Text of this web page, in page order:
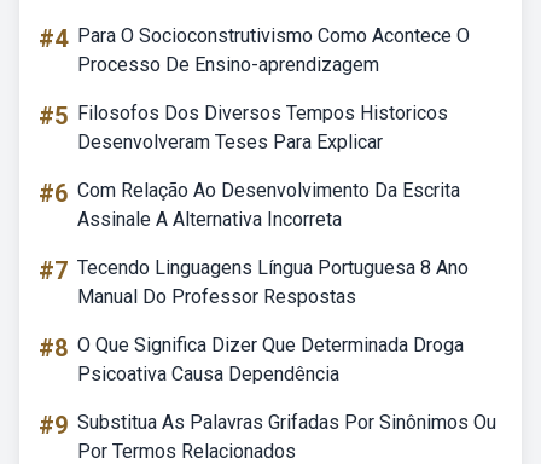
#4 Para O Socioconstrutivismo Como Acontece O
Processo De Ensino-aprendizagem
#5 Filosofos Dos Diversos Tempos Historicos
Desenvolveram Teses Para Explicar
#6 Com Relação Ao Desenvolvimento Da Escrita
Assinale A Alternativa Incorreta
#7 Tecendo Linguagens Língua Portuguesa 8 Ano
Manual Do Professor Respostas
#8 O Que Significa Dizer Que Determinada Droga
Psicoativa Causa Dependência
#9 Substitua As Palavras Grifadas Por Sinônimos Ou
Por Termos Relacionados